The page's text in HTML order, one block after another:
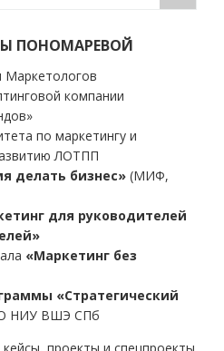
ПОНОМАРЕВОЙ
Маркетологов
компании
по маркетингу и
ЛОТПП
делать бизнес» (МИФ,
для руководителей
«Маркетинг без
«Стратегический
НИУ ВШЭ СПб